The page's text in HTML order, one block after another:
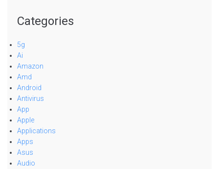
Categories
5g
Ai
Amazon
Amd
Android
Antivirus
App
Apple
Applications
Apps
Asus
Audio